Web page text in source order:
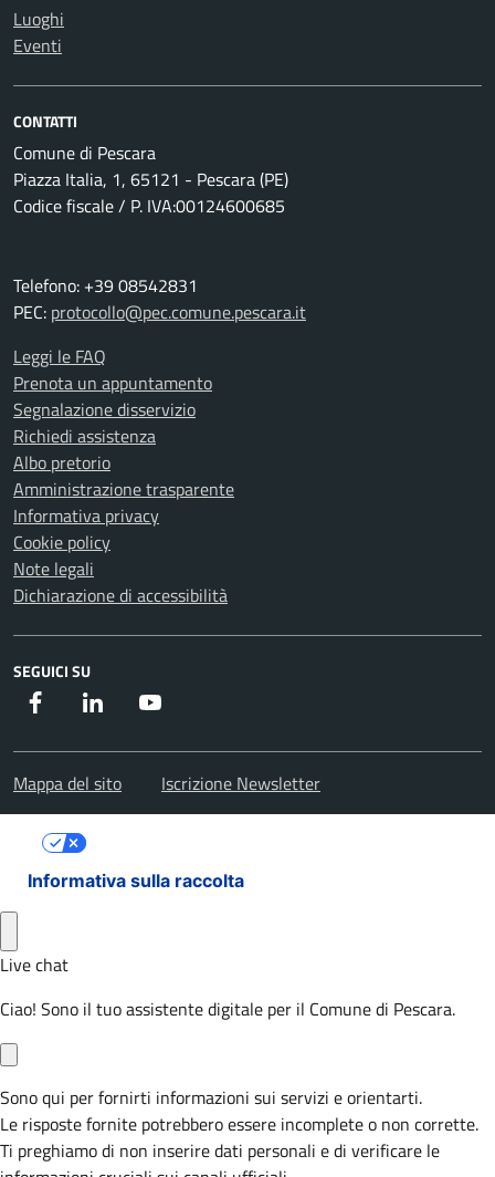
Luoghi
Eventi
CONTATTI
Comune di Pescara
Piazza Italia, 1, 65121 - Pescara (PE)
Codice fiscale / P. IVA:00124600685
Telefono: +39 08542831
PEC: protocollo@pec.comune.pescara.it
Leggi le FAQ
Prenota un appuntamento
Segnalazione disservizio
Richiedi assistenza
Albo pretorio
Amministrazione trasparente
Informativa privacy
Cookie policy
Note legali
Dichiarazione di accessibilità
SEGUICI SU
Facebook Instagram
Mappa del sito Iscrizione Newsletter
Informativa sulla raccolta
Le tue preferenze relative alla privacy